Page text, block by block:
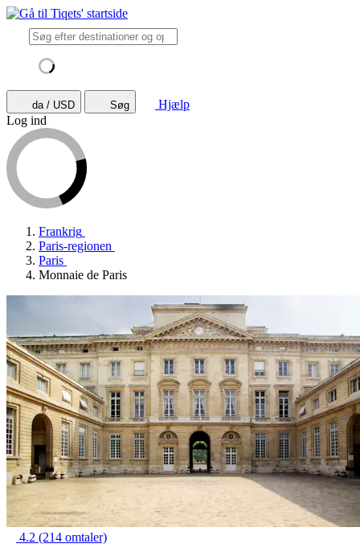
da / USD Søg
Hjælp
Log ind
Frankrig
Paris-regionen
Paris
Monnaie de Paris
4.2 (214 omtaler)